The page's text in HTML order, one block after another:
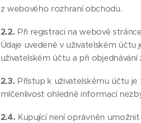
z webového rozhraní obchodu.
2.2. Při registraci na webové
Údaje uvedené v uživatelském účtu
uživatelském účtu a při
2.3. Přístup k uživatelskému účtu je
mlčenlivost ohledně informací
2.4. Kupující není oprávněn